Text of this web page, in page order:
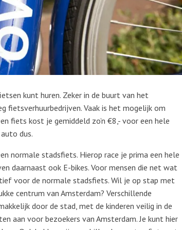
kunt huren. Zeker in de buurt van het
fietsverhuurbedrijven. Vaak is het mogelijk om
fiets kost je gemiddeld zo’n €8,- voor een hele
dus.
normale stadsfiets. Hierop race je prima een hele
daarnaast ook E-bikes. Voor mensen die net wat
voor de normale stadsfiets. Wil je op stap met
centrum van Amsterdam? Verschillende
door de stad, met de kinderen veilig in de
aan voor bezoekers van Amsterdam. Je kunt hier